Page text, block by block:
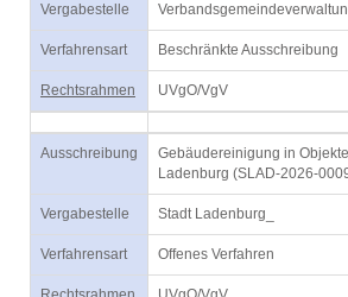
Vergabestelle
Verfahrensart Beschränkte Ausschreibung
Rechtsrahmen UVgO/VgV
Ausschreibung
Gebäudereinigung in
Ladenburg (SLAD-2026-
Vergabestelle Stadt Ladenburg_
Verfahrensart Offenes Verfahren